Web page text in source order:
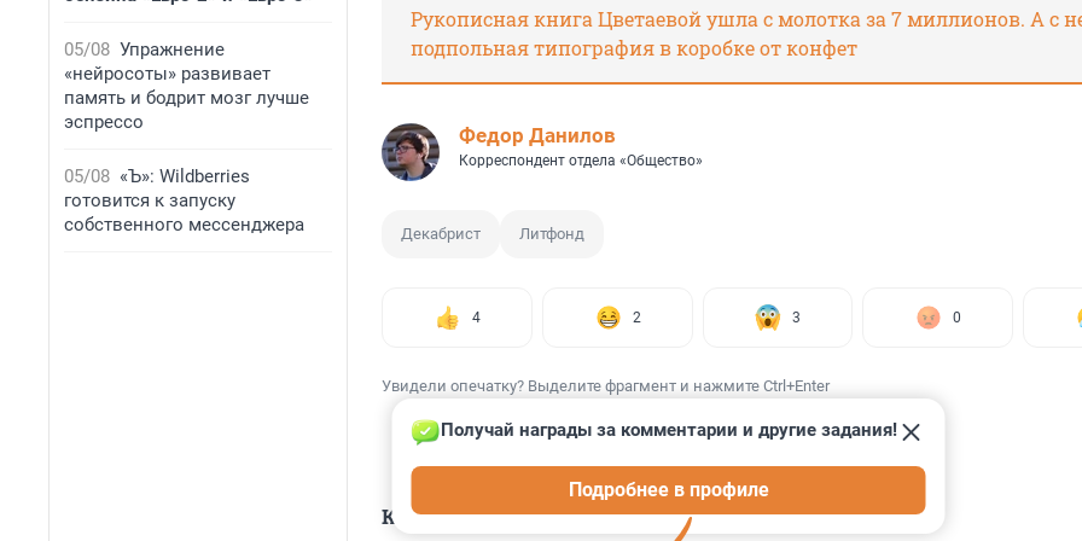
05/08 Упражнение
«нейросоты» развивает
память и бодрит мозг лучше
эспрессо
05/08 «Ъ»: Wildberries
готовится к запуску
собственного мессенджера
Рукописная книга Цветаевой ушла с молотка за 7 миллионов. А с
подпольная типография в коробке от конфет
Федор Данилов
Корреспондент отдела «Общество»
Декабрист Литфонд
4 2 3 0
Увидели опечатку? Выделите фрагмент и нажмите Ctrl+Enter
КОММЕНТАРИИ 6
Получай награды за комментарии и другие задания!
Подробнее в профиле